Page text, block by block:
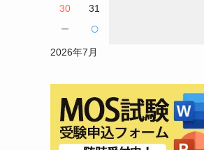
30
－
31
○
2026年7月